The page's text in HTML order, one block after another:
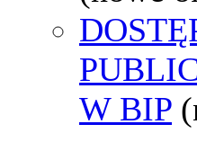
W BIP